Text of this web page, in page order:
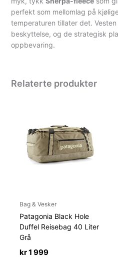
perfekt som mellomlag på
temperaturen tillater det.
beskyttelse, og de strategisk
oppbevaring.
Relaterte produkter
Bag & Vesker
Patagonia Black Hole
Duffel Reisebag 40 Liter
Grå
kr1 999